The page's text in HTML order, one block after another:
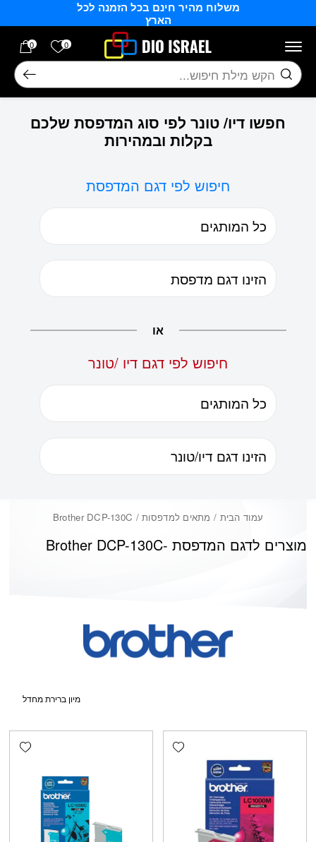
משלוח מהיר חינם בכל הזמנה לכל
הארץ
0 הרשימה
0
חיפוש
חפשו דיו/ טונר לפי סוג המדפסת שלכם
בקלות ובמהירות
חיפוש לפי דגם המדפסת
או
חיפוש לפי דגם דיו /טונר
עמוד הבית / מתאים למדפסות / Brother DCP-130C
Brother DCP-130Cמוצרים לדגם המדפסת -
Add wishlist